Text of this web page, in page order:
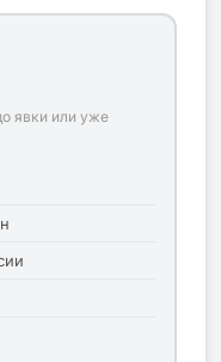
явки или уже